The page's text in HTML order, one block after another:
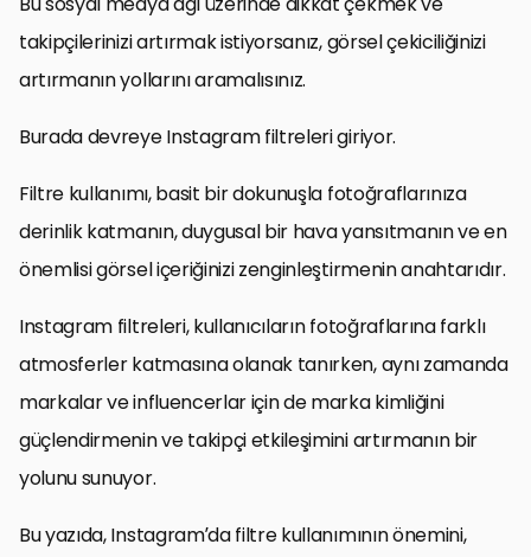
takipçilerinizi artırmak istiyorsanız, görsel çekiciliğinizi
artırmanın yollarını aramalısınız.
Burada devreye Instagram filtreleri giriyor.
Filtre kullanımı, basit bir dokunuşla fotoğraflarınıza
derinlik katmanın, duygusal bir hava yansıtmanın ve en
önemlisi görsel içeriğinizi zenginleştirmenin anahtarıdır.
Instagram filtreleri, kullanıcıların fotoğraflarına farklı
atmosferler katmasına olanak tanırken, aynı zamanda
markalar ve influencerlar için de marka kimliğini
güçlendirmenin ve takipçi etkileşimini artırmanın bir
yolunu sunuyor.
Bu yazıda, Instagram’da filtre kullanımının önemini,